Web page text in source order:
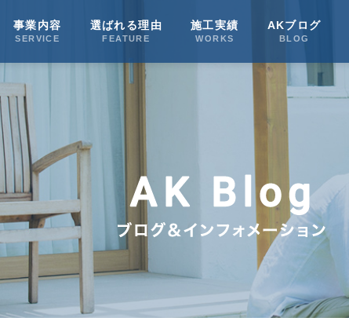
事業内容
SERVICE
選ばれる理由
FEATURE
施工実績
WORKS
AKブログ
BLOG